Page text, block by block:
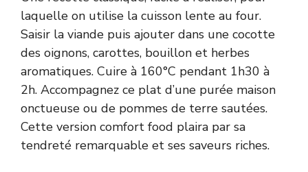
laquelle on utilise la cuisson lente au four.
Saisir la viande puis ajouter dans une cocotte
des oignons, carottes, bouillon et herbes
aromatiques. Cuire à 160°C pendant 1h30 à
2h. Accompagnez ce plat d’une purée maison
onctueuse ou de pommes de terre sautées.
Cette version comfort food plaira par sa
tendreté remarquable et ses saveurs riches.